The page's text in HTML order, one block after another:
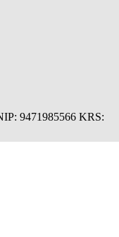
9471985566 KRS: